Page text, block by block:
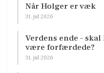
Når Holger er væk
31. jul 2026
Verdens ende –
være forfærdede?
31. jul 2026